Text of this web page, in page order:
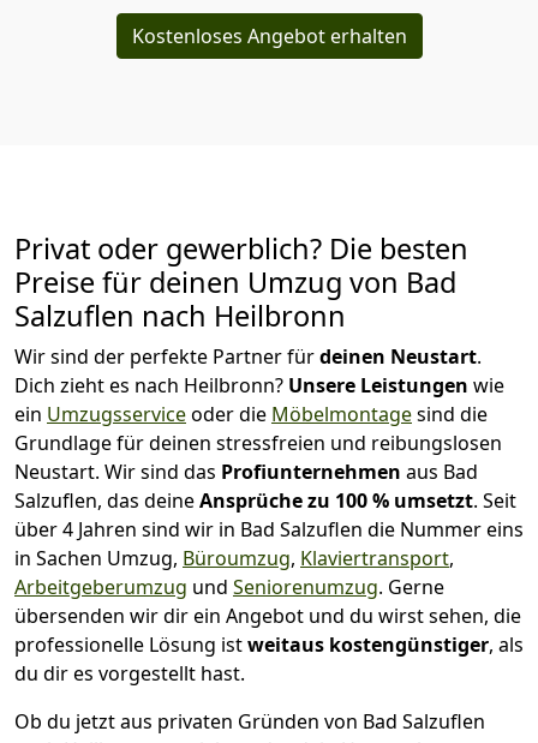
Kostenloses Angebot erhalten
Privat oder gewerblich? Die besten
Preise für deinen Umzug von Bad
Salzuflen nach Heilbronn
Wir sind der perfekte Partner fürdeinen Neustart.
Dich zieht es nach Heilbronn? Unsere Leistungen wie
ein Umzugsserviceoder die Möbelmontagesind die
Grundlage für deinen stressfreien und reibungslosen
Neustart. Wir sind das Profiunternehmen aus Bad
Salzuflen, das deineAnsprüche zu 100 % umsetzt. Seit
über 4 Jahren sind wir in Bad Salzuflen die Nummer eins
in Sachen Umzug, Büroumzug, Klaviertransport,
Arbeitgeberumzug und Seniorenumzug. Gerne
übersenden wir dir ein Angebot und du wirst sehen, die
professionelle Lösung istweitaus kostengünstiger, als
du dir es vorgestellt hast.
Ob du jetzt aus privaten Gründen von Bad Salzuflen